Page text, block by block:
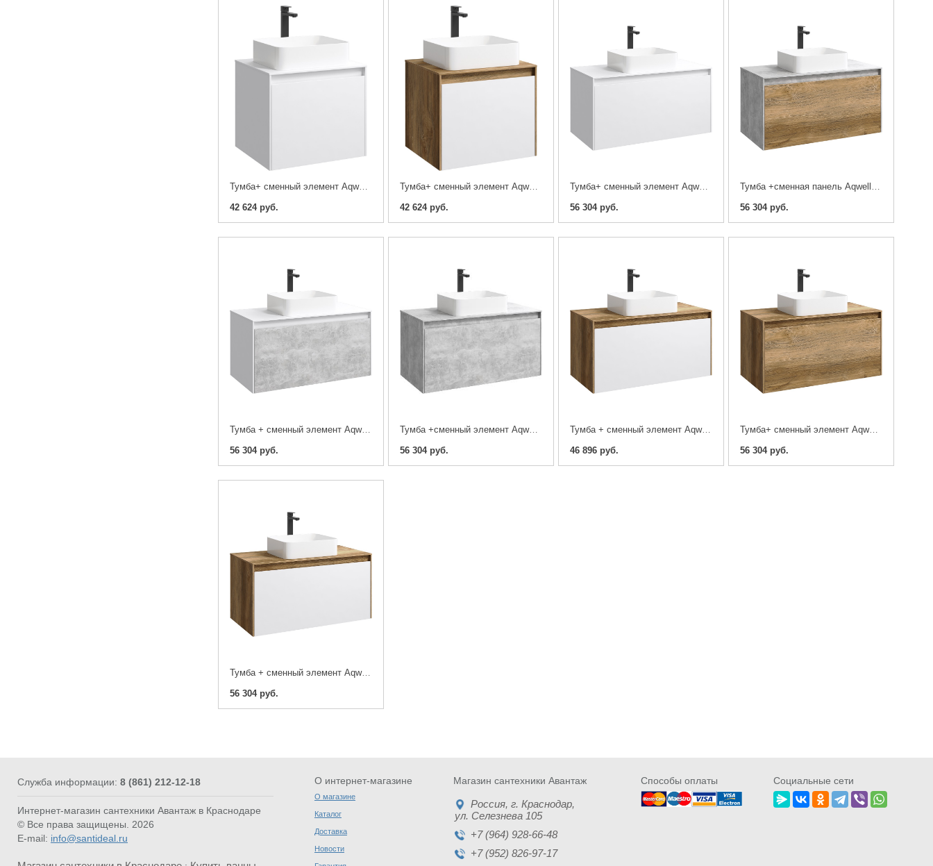
Тумба+ сменный элемент Aqwella 5 звезд Mobi 60 белый
42 624 руб.
Тумба+ сменный элемент Aqwella 5 звезд Mobi 60 дуб балтийский, белая
42 624 руб.
Тумба+ сменный элемент Aqwella 5 звезд Mobi 100 белый
56 304 руб.
Тумба +сменная панель Aqwella 5 звезд Mobi 100 дуб балтийский, бетон светлый
56 304 руб.
Тумба + сменный элемент Aqwella 5 звезд Mobi 100 бетон светлый, белый
56 304 руб.
Тумба +сменный элемент Aqwella 5 звезд Mobi 100 бетон светлый
56 304 руб.
Тумба + сменный элемент Aqwella 5 звезд Mobi 80 дуб балтийский, белая
46 896 руб.
Тумба+ сменный элемент Aqwella 5 звезд Mobi 100 дуб балтийский
56 304 руб.
Тумба + сменный элемент Aqwella 5 звезд Mobi 100 дуб балтийский, белая
56 304 руб.
Служба информации: 8 (861) 212-12-18
Интернет-магазин сантехники Авантаж в Краснодаре
© Все права защищены. 2026
E-mail: info@santideal.ru
О интернет-магазине
О магазине
Каталог
Доставка
Новости
Магазин сантехники Авантаж
Россия, г.Краснодар,
ул. Селезнева 105
+7 (964) 928-66-48
+7 (952) 826-97-17
Cпособы оплаты Социальные сети